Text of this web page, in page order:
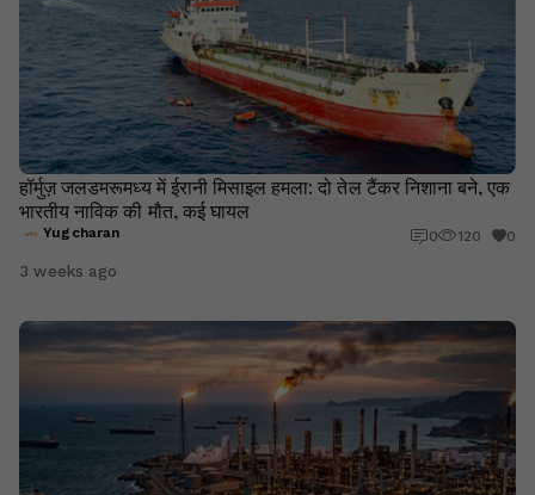
हॉर्मुज़ जलडमरूमध्य में ईरानी मिसाइल हमला: दो तेल टैंकर निशाना बने, एक
भारतीय नाविक की मौत, कई घायल
Yugcharan 0 120 0
3 weeks ago